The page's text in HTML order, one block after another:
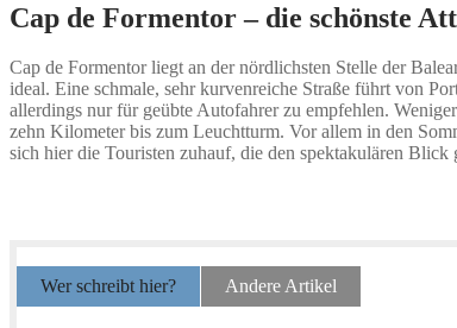
Cap de Formentor – die schönste
Cap de Formentor liegt an der nördlichsten Stelle der
ideal. Eine schmale, sehr kurvenreiche Straße führt von
allerdings nur für geübte Autofahrer zu empfehlen.
zehn Kilometer bis zum Leuchtturm. Vor allem in den
sich hier die Touristen zuhauf, die den spektakulären Blick
Wer schreibt hier? Andere Artikel